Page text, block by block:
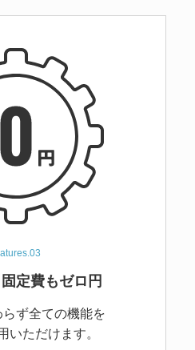
定費もゼロ円
ず全ての機能を
いただけます。